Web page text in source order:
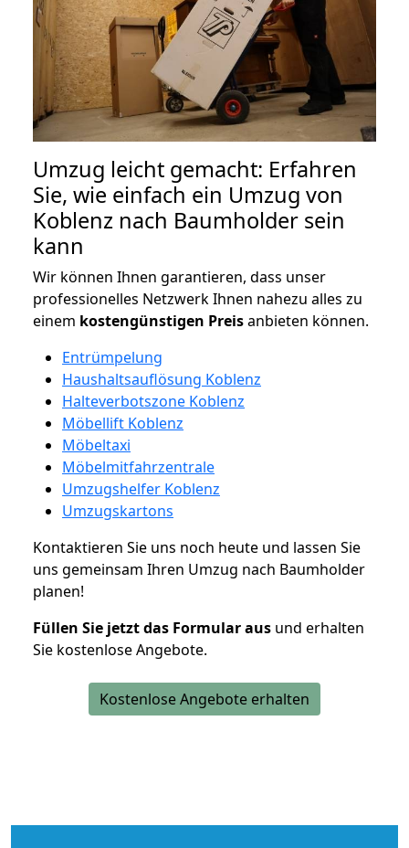
Umzug leicht gemacht: Erfahren
Sie, wie einfach ein Umzug von
Koblenz nach Baumholder sein
kann
Wir können Ihnen garantieren, dass unser
professionelles Netzwerk Ihnen nahezu alles zu
einem kostengünstigen Preisanbieten können.
Entrümpelung
Haushaltsauflösung Koblenz
Halteverbotszone Koblenz
Möbellift Koblenz
Möbeltaxi
Möbelmitfahrzentrale
Umzugshelfer Koblenz
Umzugskartons
Kontaktieren Sie uns noch heute und lassen Sie
uns gemeinsam Ihren Umzug nach Baumholder
planen!
Füllen Sie jetzt das Formular aus und erhalten
Sie kostenlose Angebote.
Kostenlose Angebote erhalten